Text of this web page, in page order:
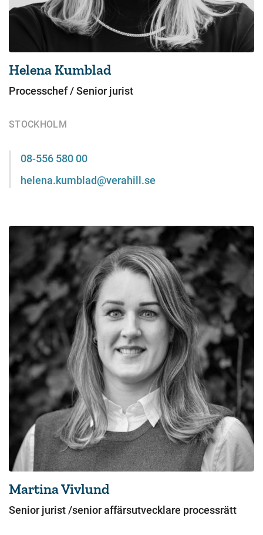
Helena Kumblad
Processchef / Senior jurist
STOCKHOLM
08-556 580 00
helena.kumblad@verahill.se
Martina Vivlund
Senior jurist /senior affärsutvecklare processrätt